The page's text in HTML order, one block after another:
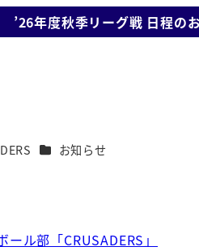
’26年度秋季リーグ戦 日程の
カテゴリー
お知らせ
ル部「CRUSADERS」